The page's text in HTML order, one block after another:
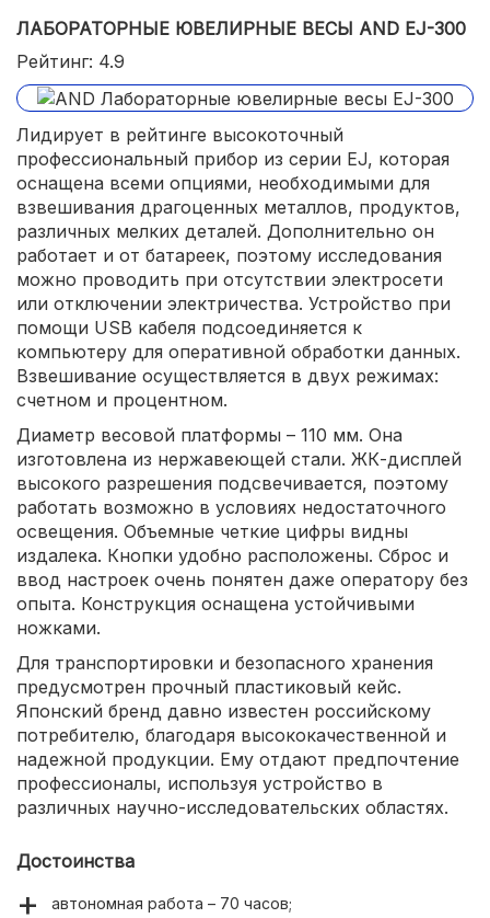
ЛАБОРАТОРНЫЕ ЮВЕЛИРНЫЕ ВЕСЫ AND EJ-300
Рейтинг: 4.9
Лидирует в рейтинге высокоточный
профессиональный прибор из серии EJ, которая
оснащена всеми опциями, необходимыми для
взвешивания драгоценных металлов, продуктов,
различных мелких деталей. Дополнительно он
работает и от батареек, поэтому исследования
можно проводить при отсутствии электросети
или отключении электричества. Устройство при
помощи USB кабеля подсоединяется к
компьютеру для оперативной обработки данных.
Взвешивание осуществляется в двух режимах:
счетном и процентном.
Диаметр весовой платформы – 110 мм. Она
изготовлена из нержавеющей стали. ЖК-дисплей
высокого разрешения подсвечивается, поэтому
работать возможно в условиях недостаточного
освещения. Объемные четкие цифры видны
издалека. Кнопки удобно расположены. Сброс и
ввод настроек очень понятен даже оператору без
опыта. Конструкция оснащена устойчивыми
ножками.
Для транспортировки и безопасного хранения
предусмотрен прочный пластиковый кейс.
Японский бренд давно известен российскому
потребителю, благодаря высококачественной и
надежной продукции. Ему отдают предпочтение
профессионалы, используя устройство в
различных научно-исследовательских областях.
Достоинства
автономная работа – 70 часов;